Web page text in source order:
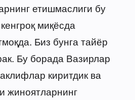
етишмаслиги бу
миқёсда
Биз бунга тайёр
Бу борада Вазирлар
киритдик ва
жиноятларнинг